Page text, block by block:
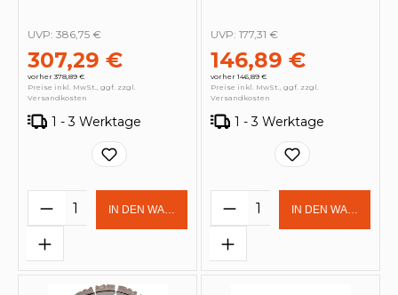
307,29 €
vorher 378,89 €
UVP: 386,75 €
Preise inkl. MwSt., ggf. zzgl.
Versandkosten
1 - 3 Werktage
Produkt Anzahl: Gib den
IN DEN WARENKORB
146,89 €
vorher 146,89 €
UVP: 177,31 €
Preise inkl. MwSt., ggf. zzgl.
Versandkosten
1 - 3 Werktage
Produkt Anzahl:
IN DEN